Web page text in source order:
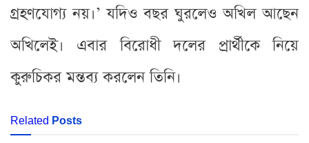
গ্রহণযোগ্য নয়।’ যদিও বছর ঘুরলেও অখিল আছেন
অখিলেই। এবার বিরোধী দলের প্রার্থীকে নিয়ে
কুরুচিকর মন্তব্য করলেন তিনি।
Related Posts